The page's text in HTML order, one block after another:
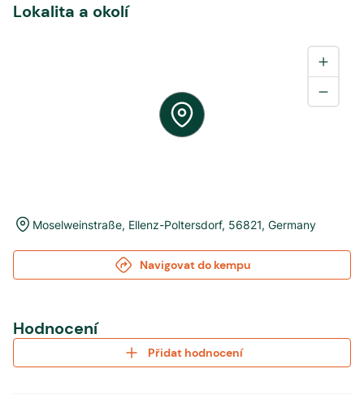
Lokalita a okolí
Moselweinstraße, Ellenz-Poltersdorf, 56821, Germany
Navigovat do kempu
Hodnocení
Přidat hodnocení